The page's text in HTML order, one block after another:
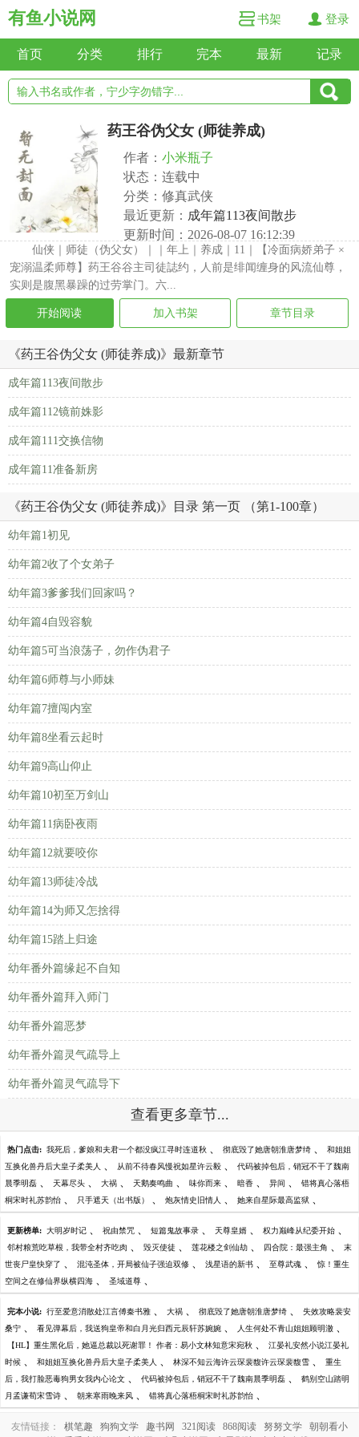
有鱼小说网 书架 登录
首页 分类 排行 完本 最新 记录
药王谷伪父女 (师徒养成)
作者： 小米瓶子
状态：连载中
分类：修真武侠
最近更新： 成年篇113夜间散步
更新时间：2026-08-07 16:12:39
仙侠｜师徒（伪父女）｜｜年上｜养成｜11｜【冷面病娇弟子 ×
宠溺温柔师尊】药王谷谷主司徒誌约，人前是绯闻缠身的风流仙尊，
实则是腹黑暴躁的过劳掌门。六...
开始阅读 加入书架 章节目录
《药王谷伪父女 (师徒养成)》最新章节
成年篇113夜间散步
成年篇112镜前姝影
成年篇111交换信物
成年篇11准备新房
《药王谷伪父女 (师徒养成)》目录 第一页 （第1-100章）
幼年篇1初见
幼年篇2收了个女弟子
幼年篇3爹爹我们回家吗？
幼年篇4自毁容貌
幼年篇5可当浪荡子，勿作伪君子
幼年篇6师尊与小师妹
幼年篇7擅闯内室
幼年篇8坐看云起时
幼年篇9高山仰止
幼年篇10初至万剑山
幼年篇11病卧夜雨
幼年篇12就要咬你
幼年篇13师徒冷战
幼年篇14为师又怎捨得
幼年篇15踏上归途
幼年番外篇缘起不自知
幼年番外篇拜入师门
幼年番外篇恶梦
幼年番外篇灵气疏导上
幼年番外篇灵气疏导下
查看更多章节...
热门点击: 我死后，爹娘和夫君一个都没疯江寻时连道秋 、 彻底毁了她唐朝淮唐梦绮 、 和姐姐
互换化兽丹后大皇子柔美人 、 从前不待春风慢祝如星许云毅 、 代码被掉包后，销冠不干了魏南
晨季明磊 、 天幕尽头 、 大祸 、 天鹅奏鸣曲 、 味你而来 、 暗香 、 异间 、 错将真心落梧
桐宋时礼苏韵怡 、 只手遮天（出书版） 、 炮灰情史旧情人 、 她来自星际最高监狱 、
更新榜单: 大明岁时记 、 祝由禁咒 、 短篇鬼故事录 、 天尊皇婿 、 权力巅峰从纪委开始 、
邻村粮荒吃草根，我带全村齐吃肉 、 毁灭使徒 、 莲花楼之剑仙劫 、 四合院：最强主角 、 末
世丧尸皇快穿了 、 混沌圣体，开局被仙子强迫双修 、 浅星语的新书 、 至尊武魂 、 惊！重生
空间之在修仙界纵横四海 、 圣域道尊 、
完本小说: 行至爱意消散处江言傅秦书雅 、 大祸 、 彻底毁了她唐朝淮唐梦绮 、 失效攻略裴安
桑宁 、 看见弹幕后，我送狗皇帝和白月光归西元辰轩苏婉婉 、 人生何处不青山姐姐顾明澈 、
【HL】重生黑化后，她逼总裁以死谢罪！ 作者：易小文林知意宋宛秋 、 江晏礼安然小说江晏礼
时候 、 和姐姐互换化兽丹后大皇子柔美人 、 林深不知云海许云琛裴馥许云琛裴馥雪 、 重生
后，我打脸恶毒狗男女我内心论文 、 代码被掉包后，销冠不干了魏南晨季明磊 、 鹤别空山踏明
月孟谦荀宋雪诗 、 朝来寒雨晚来风 、 错将真心落梧桐宋时礼苏韵怡 、
友情链接： 棋笔趣 狗狗文学 趣书网 321阅读 868阅读 努努文学
朝朝看小